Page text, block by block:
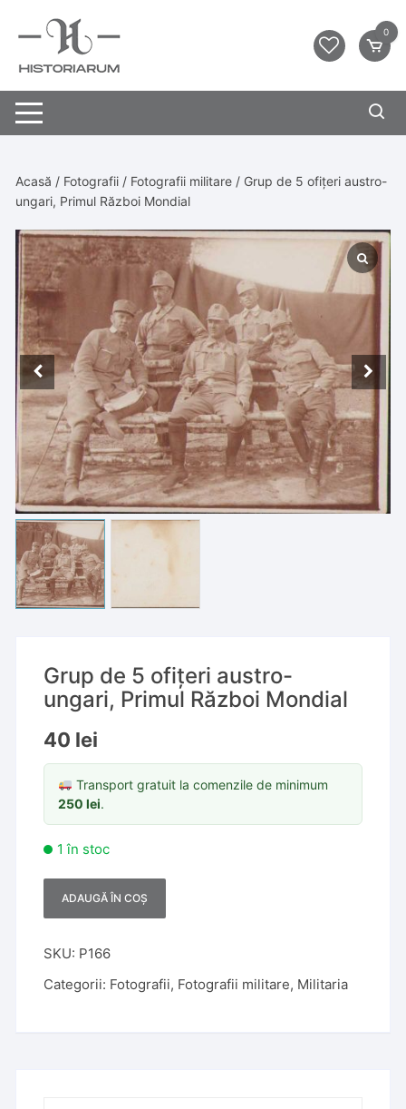
0
Acasă / Fotografii / Fotografii militare / Grup de 5 ofițeri austro-
ungari, Primul Război Mondial
Grup de 5 ofițeri austro-
ungari, Primul Război Mondial
40 lei
Transport gratuit la comenzile de minimum
250lei.
1 în stoc
ADAUGĂ ÎN COȘ
t
SKU: P166
Categorii: Fotografii, Fotografii militare, Militaria